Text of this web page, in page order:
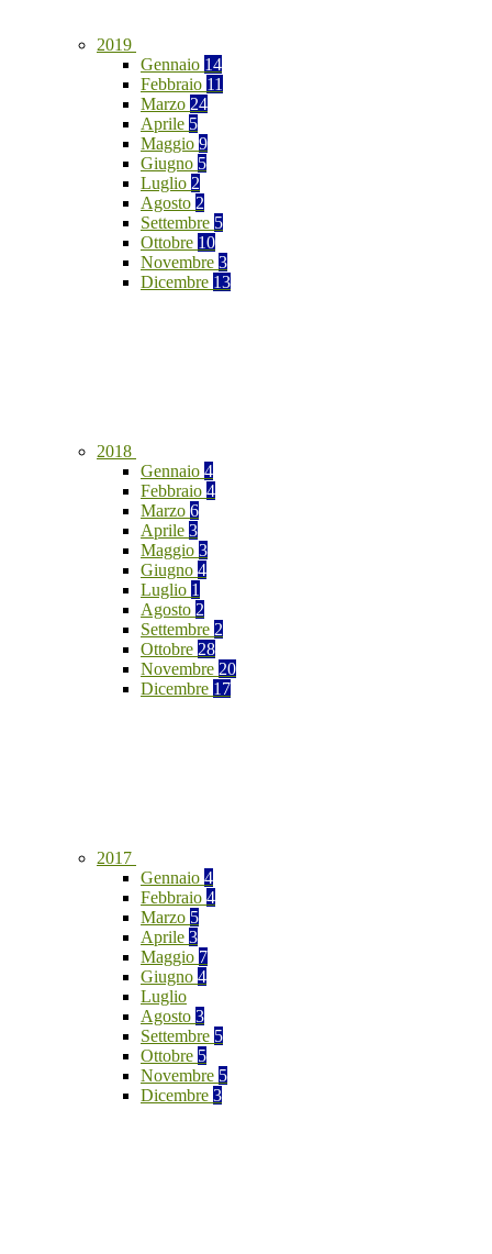
2019
Gennaio 14
Febbraio 11
Marzo 24
Aprile 5
Maggio 9
Giugno 5
Luglio 2
Agosto 2
Settembre 5
Ottobre 10
Novembre 3
Dicembre 13
2018
Gennaio 4
Febbraio 4
Marzo 6
Aprile 3
Maggio 3
Giugno 4
Luglio 1
Agosto 2
Settembre 2
Ottobre 28
Novembre 20
Dicembre 17
2017
Gennaio 4
Febbraio 4
Marzo 5
Aprile 3
Maggio 7
Giugno 4
Luglio
Agosto 3
Settembre 5
Ottobre 5
Novembre 5
Dicembre 3